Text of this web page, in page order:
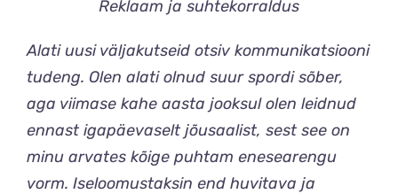
Reklaam ja suhtekorraldus
Alati uusi väljakutseid otsiv kommunikatsiooni
tudeng. Olen alati olnud suur spordi sõber,
aga viimase kahe aasta jooksul olen leidnud
ennast igapäevaselt jõusaalist, sest see on
minu arvates kõige puhtam enesearengu
vorm. Iseloomustaksin end huvitava ja